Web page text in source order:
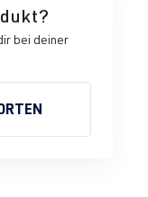
bei deiner